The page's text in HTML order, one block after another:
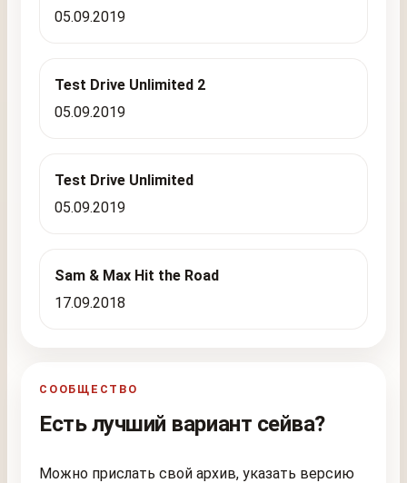
05.09.2019
Test Drive Unlimited 2
05.09.2019
Test Drive Unlimited
05.09.2019
Sam & Max Hit the Road
17.09.2018
СООБЩЕСТВО
Есть лучший вариант сейва?
Можно прислать свой архив, указать версию